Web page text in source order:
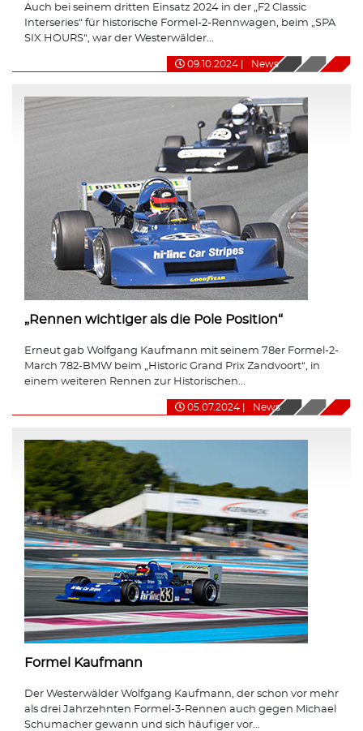
Auch bei seinem dritten Einsatz 2024 in der „F2 Classic
Interseries“ für historische Formel-2-Rennwagen, beim „SPA
SIX HOURS“, war der Westerwälder...
09.10.2024 News
„Rennen wichtiger als die Pole Position“
Erneut gab Wolfgang Kaufmann mit seinem 78er Formel-2-
March 782-BMW beim „Historic Grand Prix Zandvoort“, in
einem weiteren Rennen zur Historischen...
05.07.2024 News
Formel Kaufmann
Der Westerwälder Wolfgang Kaufmann, der schon vor mehr
als drei Jahrzehnten Formel-3-Rennen auch gegen Michael
Schumacher gewann und sich häufiger vor...